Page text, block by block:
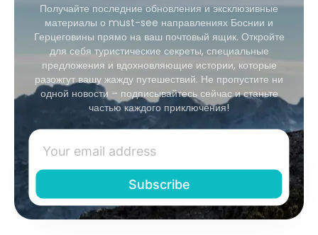
Получайте последние обновления и эксклюзивные
материалы о must-see направлениях Боснии и
Герцеговины прямо на ваш почтовый ящик. Откройте
для себя туристические секреты, специальные
предложения и вдохновляющие истории, которые
разожгут вашу жажду путешествий. Не пропустите ни
одной новости – подписывайтесь сейчас и станьте
частью каждого приключения!